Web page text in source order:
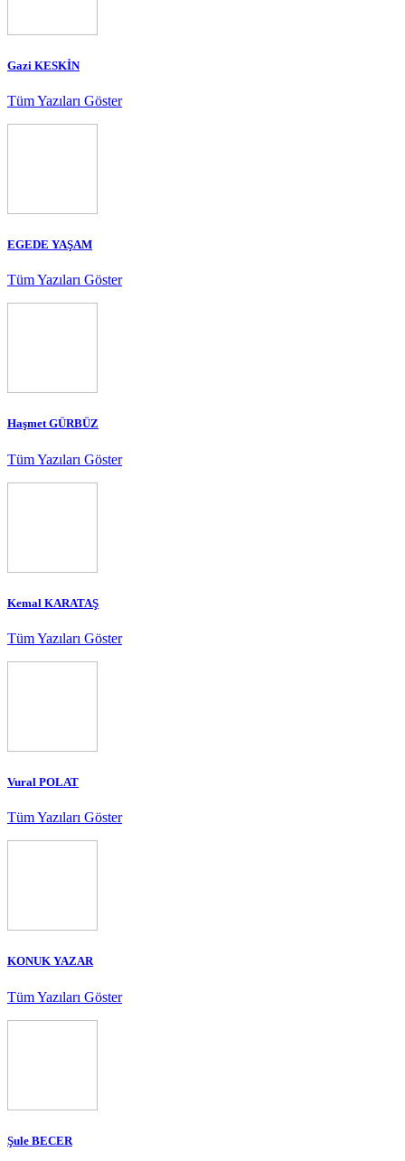
Gazi KESKİN
Tüm Yazıları Göster
EGEDE YAŞAM
Tüm Yazıları Göster
Haşmet GÜRBÜZ
Tüm Yazıları Göster
Kemal KARATAŞ
Tüm Yazıları Göster
Vural POLAT
Tüm Yazıları Göster
KONUK YAZAR
Tüm Yazıları Göster
Şule BECER